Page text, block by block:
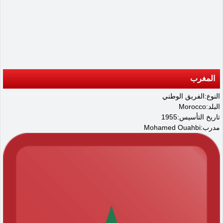
المغرب
النوع:الفريق الوطني
البلد:Morocco
تاريخ التأسيس:1955
مدرب:Mohamed Ouahbi